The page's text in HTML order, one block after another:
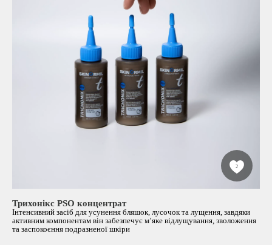
2
Трихонікс PSO концентрат
Інтенсивний засіб для усунення бляшок, лусочок та лущення, завдяки
активним компонентам він забезпечує м’яке відлущування, зволоження
та заспокоєння подразненої шкіри